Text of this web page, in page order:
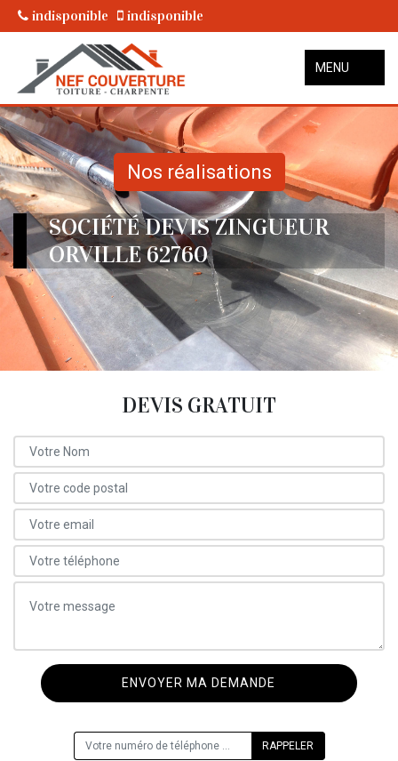
indisponible indisponible
MENU
Nos réalisations
SOCIÉTÉ DEVIS ZINGUEUR
ORVILLE 62760
DEVIS GRATUIT